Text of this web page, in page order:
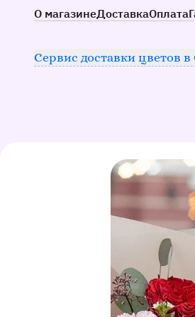
О магазинеДоставкаОплата
Сервис доставки цветов